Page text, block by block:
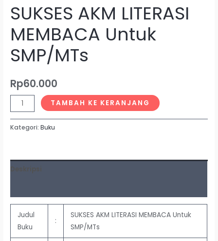
SUKSES AKM LITERASI
MEMBACA Untuk
SMP/MTs
Rp60.000
TAMBAH KE KERANJANG
Kategori:Buku
Deskripsi
Judul
Buku
:
SUKSES AKM LITERASI MEMBACA Untuk
SMP/MTs